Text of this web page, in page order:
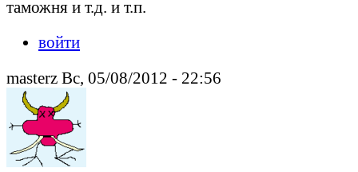
таможня и т.д. и т.п.
войти
masterz Вс, 05/08/2012 - 22:56